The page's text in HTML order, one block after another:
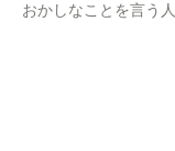
おかしなことを言う